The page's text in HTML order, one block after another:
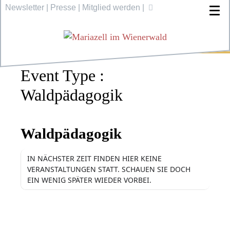
Newsletter Presse Mitglied werden
Event Type :
Waldpädagogik
Waldpädagogik
IN NÄCHSTER ZEIT FINDEN HIER KEINE
VERANSTALTUNGEN STATT. SCHAUEN SIE DOCH
EIN WENIG SPÄTER WIEDER VORBEI.